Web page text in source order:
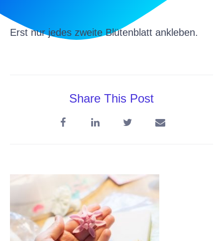
Erst nur jedes zweite Blütenblatt ankleben.
Share This Post